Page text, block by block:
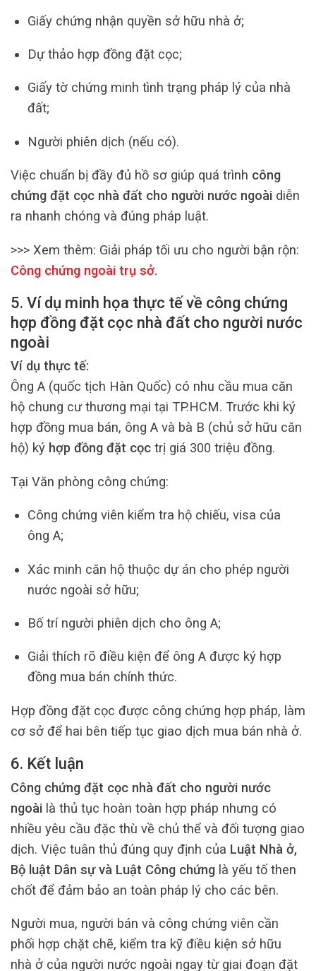
Giấy chứng nhận quyền sở hữu nhà ở;
Dự thảo hợp đồng đặt cọc;
Giấy tờ chứng minh tình trạng pháp lý của nhà
đất;
Người phiên dịch (nếu có).
Việc chuẩn bị đầy đủ hồ sơ giúp quá trình công
chứng đặt cọc nhà đất cho người nước ngoài diễn
ra nhanh chóng và đúng pháp luật.
>>> Xem thêm: Giải pháp tối ưu cho người bận rộn:
Công chứng ngoài trụ sở.
5. Ví dụ minh họa thực tế về công chứng
hợp đồng đặt cọc nhà đất cho người nước
ngoài
Ví dụ thực tế:
Ông A (quốc tịch Hàn Quốc) có nhu cầu mua căn
hộ chung cư thương mại tại TP.HCM. Trước khi ký
hợp đồng mua bán, ông A và bà B (chủ sở hữu căn
hộ) ký hợp đồng đặt cọc trị giá 300 triệu đồng.
Tại Văn phòng công chứng:
Công chứng viên kiểm tra hộ chiếu, visa của
ông A;
Xác minh căn hộ thuộc dự án cho phép người
nước ngoài sở hữu;
Bố trí người phiên dịch cho ông A;
Giải thích rõ điều kiện để ông A được ký hợp
đồng mua bán chính thức.
Hợp đồng đặt cọc được công chứng hợp pháp, làm
cơ sở để hai bên tiếp tục giao dịch mua bán nhà ở.
6. Kết luận
Công chứng đặt cọc nhà đất cho người nước
ngoài là thủ tục hoàn toàn hợp pháp nhưng có
nhiều yêu cầu đặc thù về chủ thể và đối tượng giao
dịch. Việc tuân thủ đúng quy định của Luật Nhà ở,
Bộ luật Dân sự và Luật Công chứng là yếu tố then
chốt để đảm bảo an toàn pháp lý cho các bên.
Người mua, người bán và công chứng viên cần
phối hợp chặt chẽ, kiểm tra kỹ điều kiện sở hữu
nhà ở của người nước ngoài ngay từ giai đoạn đặt